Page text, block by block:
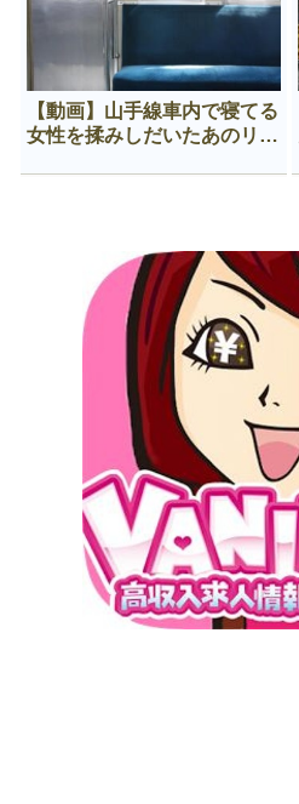
【動画】山手線車内で寝てる
女性を揉みしだいたあのリー